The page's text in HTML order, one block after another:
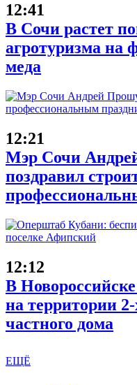
12:41
В Сочи растет
агротуризма на
меда
12:21
Мэр Сочи
поздравил
12:12
В
на территории
частного дома
ЕЩЁ